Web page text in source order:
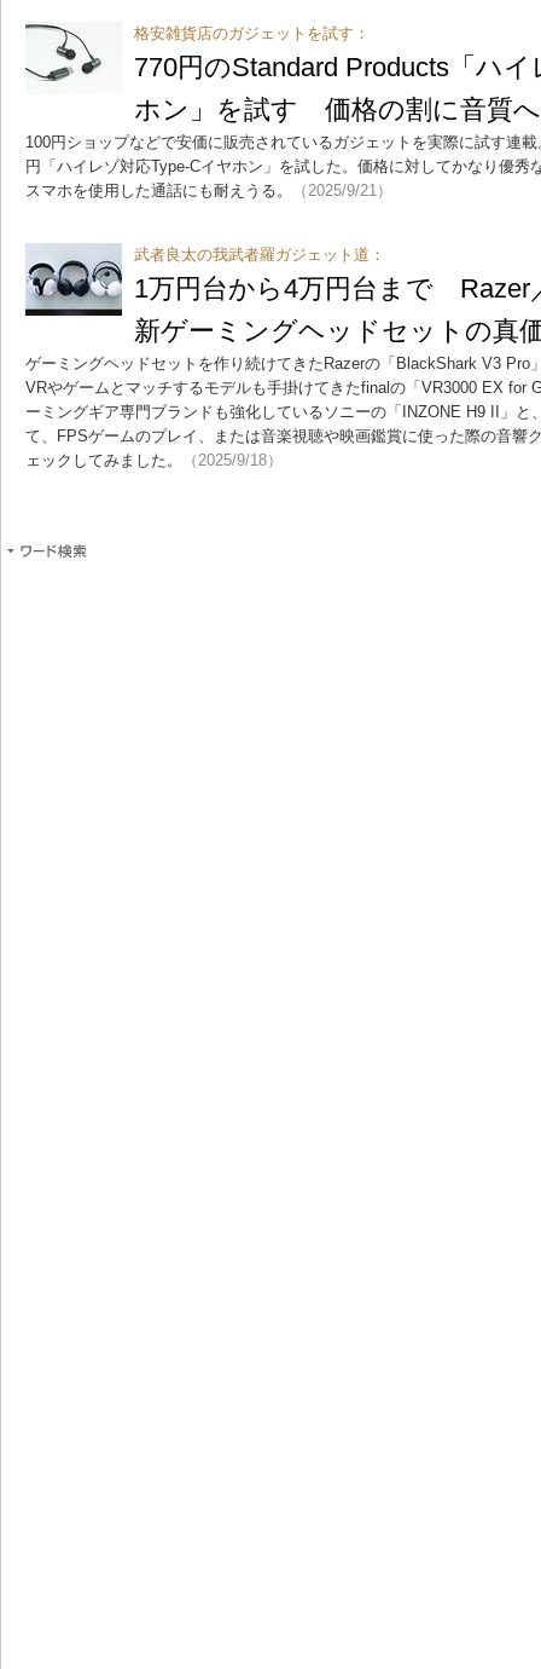
格安雑貨店のガジェットを試す：
770円のStandard Products「ハ
ホン」を試す 価格の割に音質
100円ショップなどで安価に販売されているガジェットを実際に試す連
円「ハイレゾ対応Type-Cイヤホン」を試した。価格に対してかなり優秀
スマホを使用した通話にも耐えうる。
（2025/9/21）
武者良太の我武者羅ガジェット道：
1万円台から4万円台まで Razer
新ゲーミングヘッドセットの真
ゲーミングヘッドセットを作り続けてきたRazerの「BlackShark V3 Pro
VRやゲームとマッチするモデルも手掛けてきたfinalの「VR3000 EX for
ーミングギア専門ブランドも強化しているソニーの「INZONE H9 II」と
て、FPSゲームのプレイ、または音楽視聴や映画鑑賞に使った際の音響
ェックしてみました。
（2025/9/18）